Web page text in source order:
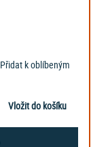
Přidat k oblíbeným